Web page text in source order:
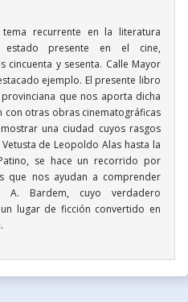
recurrente en la literatura
presente en el cine,
cincuenta y sesenta. Calle Mayor
ejemplo. El presente libro
que nos aporta dicha
con otras obras cinematográficas
una ciudad cuyos rasgos
de Leopoldo Alas hasta la
se hace un recorrido por
que nos ayudan a comprender
Bardem, cuyo verdadero
lugar de ficción convertido en